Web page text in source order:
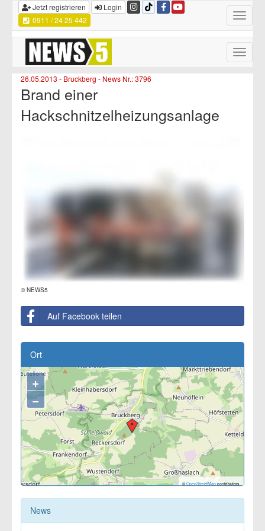
Toggle
Jetzt registrieren
Login
0911 / 24 25 442
Toggle
26.05.2013 - Bruckberg - News Nr.: 3796
Brand einer
Hackschnitzelheizungsanlage
© NEWS5
Auf Facebook teilen
Ort
+
−
© OpenStreetMapcontributors.
News